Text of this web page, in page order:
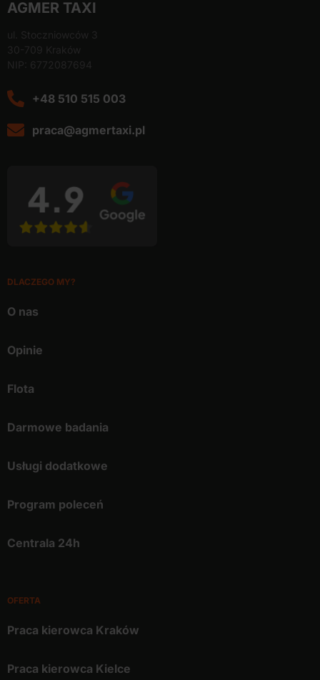
AGMER TAXI
+48 510 515 003
praca@agmertaxi.pl
DLACZEGO MY?
O nas
Opinie
Flota
Darmowe badania
Usługi dodatkowe
Program poleceń
Centrala 24h
OFERTA
Praca kierowca Kraków
Praca kierowca Kielce